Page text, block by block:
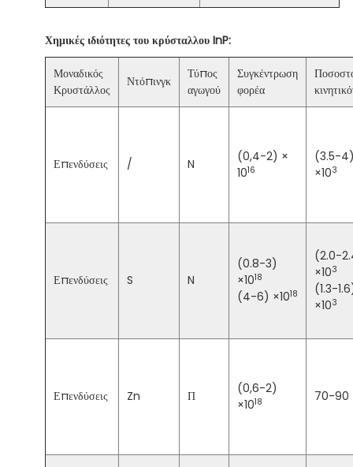
Χημικές ιδιότητες του κρύσταλλου InP:
Μοναδικός
Κρυστάλλος
Ντόπινγκ
Τύπος
αγωγού
Συγκέντρωση
φορέα
Επενδύσεις / N
(0,4-2) ×
1016
(3.5-
×103
Επενδύσεις S N
(0.8-3)
×1018
(4-6) ×1018
(2.0-
×103
(1.3-
×103
Επενδύσεις Zn Π
(0,6-2)
×1018 70-90